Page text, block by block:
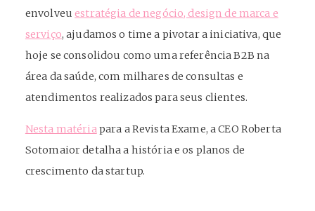
envolveu estratégia de negócio, design de marca e
serviço, ajudamos o time a pivotar a iniciativa, que
hoje se consolidou como uma referência B2B na
área da saúde, com milhares de consultas e
atendimentos realizados para seus clientes.
Nesta matériapara a Revista Exame, a CEO Roberta
Sotomaior detalha a história e os planos de
crescimento da startup.